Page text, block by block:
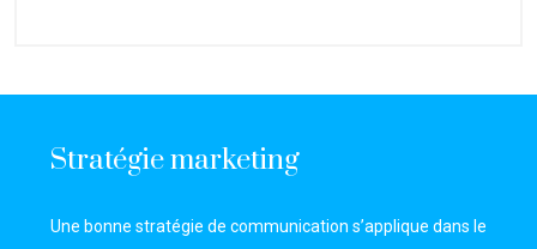
Stratégie marketing
Une bonne stratégie de communication s’applique dans le